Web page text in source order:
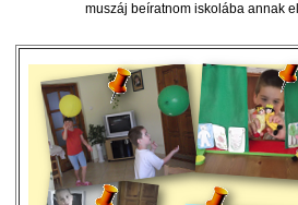
muszáj beíratnom iskolába annak